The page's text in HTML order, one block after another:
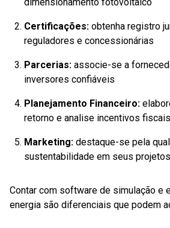
Certificações: obtenha registro
reguladores e concessionárias
Parcerias: associe-se a
inversores confiáveis
Planejamento Financeiro:
retorno e analise incentivos fiscais
Marketing: destaque-se pela
sustentabilidade em seus projetos
Contar com software de simulação e
energia são diferenciais que podem